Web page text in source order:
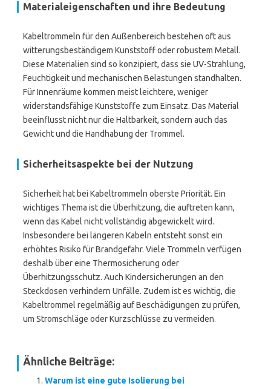
Materialeigenschaften und ihre Bedeutung
Kabeltrommeln für den Außenbereich bestehen oft aus
witterungsbeständigem Kunststoff oder robustem Metall.
Diese Materialien sind so konzipiert, dass sie UV-Strahlung,
Feuchtigkeit und mechanischen Belastungen standhalten.
Für Innenräume kommen meist leichtere, weniger
widerstandsfähige Kunststoffe zum Einsatz. Das Material
beeinflusst nicht nur die Haltbarkeit, sondern auch das
Gewicht und die Handhabung der Trommel.
Sicherheitsaspekte bei der Nutzung
Sicherheit hat bei Kabeltrommeln oberste Priorität. Ein
wichtiges Thema ist die Überhitzung, die auftreten kann,
wenn das Kabel nicht vollständig abgewickelt wird.
Insbesondere bei längeren Kabeln entsteht sonst ein
erhöhtes Risiko für Brandgefahr. Viele Trommeln verfügen
deshalb über eine Thermosicherung oder
Überhitzungsschutz. Auch Kindersicherungen an den
Steckdosen verhindern Unfälle. Zudem ist es wichtig, die
Kabeltrommel regelmäßig auf Beschädigungen zu prüfen,
um Stromschläge oder Kurzschlüsse zu vermeiden.
Ähnliche Beiträge:
Warum ist eine gute Isolierung bei